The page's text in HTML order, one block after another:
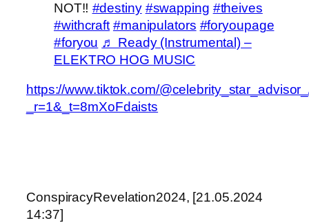
NOT‼️ #destiny #swapping #theives
#withcraft #manipulators #foryoupage
#foryou ♬ Ready (Instrumental) –
ELEKTRO HOG MUSIC
https://www.tiktok.com/
_r=1&_t=8mXoFdaists
ConspiracyRevelation2024, [21.05.2024
14:37]